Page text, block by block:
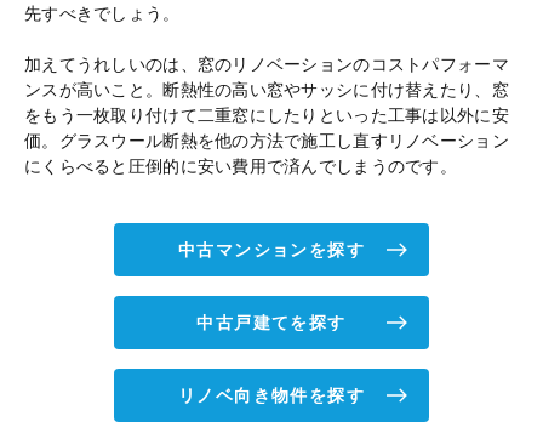
先すべきでしょう。
加えてうれしいのは、窓のリノベーションのコストパフォーマ
ンスが高いこと。断熱性の高い窓やサッシに付け替えたり、窓
をもう一枚取り付けて二重窓にしたりといった工事は以外に安
価。グラスウール断熱を他の方法で施工し直すリノベーション
にくらべると圧倒的に安い費用で済んでしまうのです。
中古マンションを探す
中古戸建てを探す
リノベ向き物件を探す